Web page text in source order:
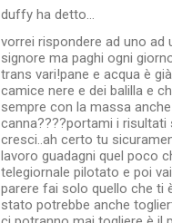
duffy ha detto…
vorrei rispondere ad uno ad
signore ma paghi ogni
trans vari!pane e acqua è
camice nere e dei balilla e
sempre con la massa
canna????portami i
cresci..ah certo tu
lavoro guadagni quel poco
telegiornale pilotato e poi
parere fai solo quello che ti
stato potrebbe anche